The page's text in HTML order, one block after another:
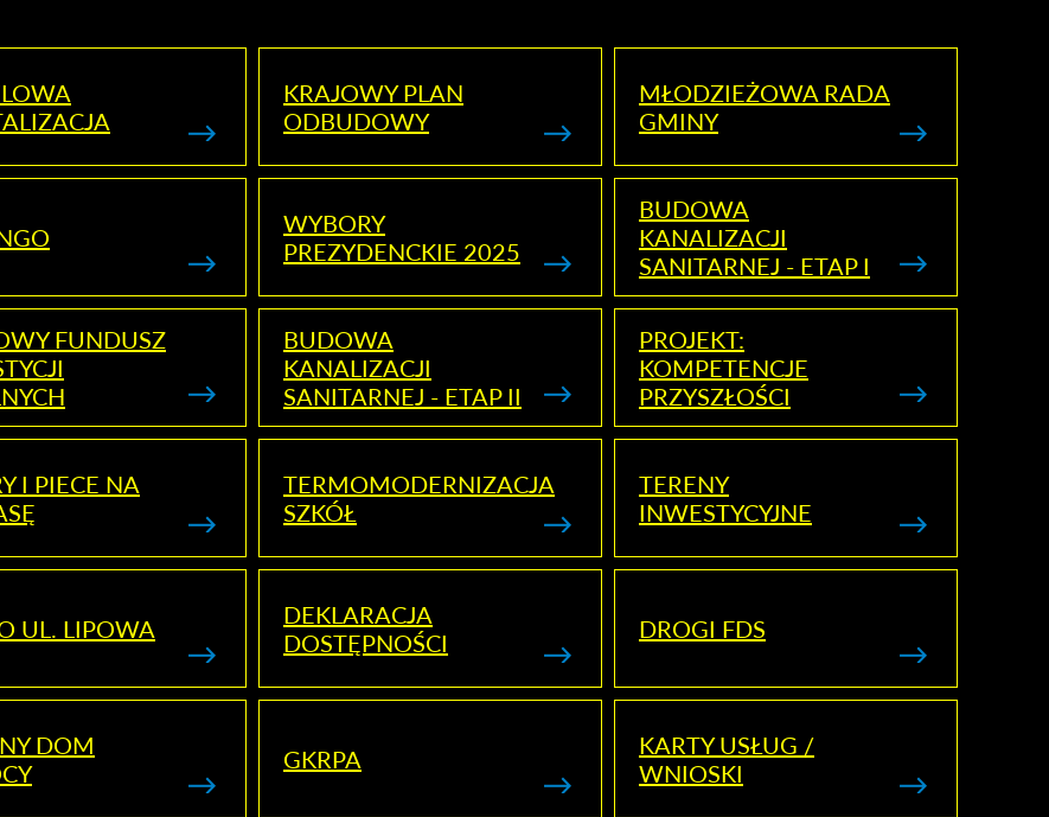
KRAJOWY PLAN
ODBUDOWY
MŁODZIEŻOWA RADA
GMINY
WYBORY
PREZYDENCKIE 2025
BUDOWA
KANALIZACJI
SANITARNEJ - ETAP I
FUNDUSZ
BUDOWA
KANALIZACJI
SANITARNEJ - ETAP II
PROJEKT:
KOMPETENCJE
PRZYSZŁOŚCI
I PIECE NA
TERMOMODERNIZACJA
SZKÓŁ
TERENY
INWESTYCYJNE
UL. LIPOWA
DEKLARACJA
DOSTĘPNOŚCI
DROGI FDS
DOM
GKRPA
KARTY USŁUG /
WNIOSKI